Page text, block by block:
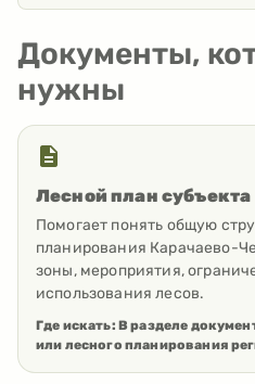
Документы,
нужны
Лесной план субъекта
Помогает понять общую
планирования Карачаево-
зоны, мероприятия,
использования лесов.
Где искать: В разделе
или лесного планирования